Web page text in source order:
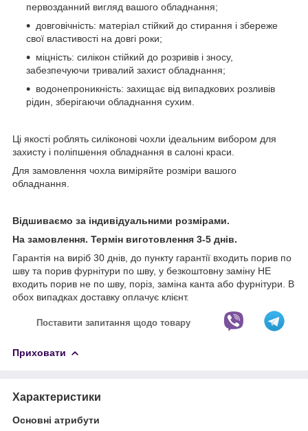
первозданний вигляд вашого обладнання;
довговічність: матеріал стійкий до стирання і збереже
свої властивості на довгі роки;
міцність: силікон стійкий до розривів і зносу,
забезпечуючи тривалий захист обладнання;
водонепроникність: захищає від випадкових розливів
рідин, зберігаючи обладнання сухим.
Ці якості роблять силіконові чохли ідеальним вибором для
захисту і поліпшення обладнання в салоні краси.
Для замовлення чохла виміряйте розміри вашого
обладнання.
Відшиваємо за індивідуальними розмірами.
На замовлення. Термін виготовлення 3-5 днів.
Гарантія на виріб 30 днів, до пункту гарантії входить порив по
шву та порив фурнітури по шву, у безкоштовну заміну НЕ
входить порив не по шву, поріз, заміна канта або фурнітури. В
обох випадках доставку оплачує клієнт.
Поставити запитання щодо товару
Приховати
Характеристики
Основні атрибути